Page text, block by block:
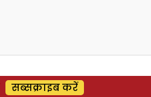
सब्सक्राइब करें